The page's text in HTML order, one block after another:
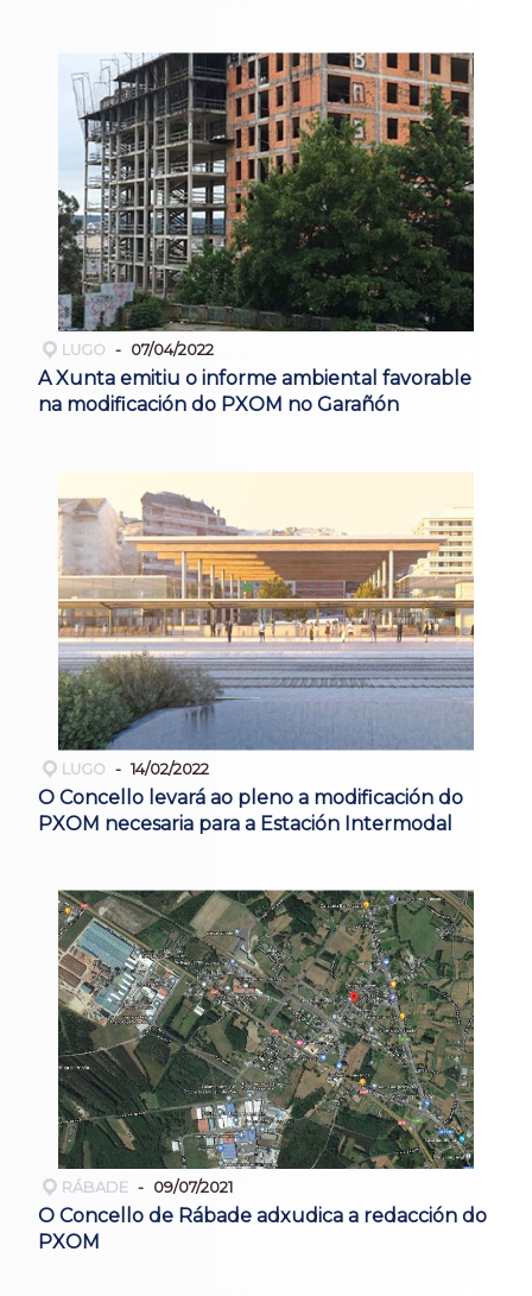
LUGO 07/04/2022
A Xunta emitiu o informe ambiental favorable
na modificación do PXOM no Garañón
LUGO 14/02/2022
O Concello levará ao pleno a modificación do
PXOM necesaria para a Estación Intermodal
RÁBADE 09/07/2021
O Concello de Rábade adxudica a redacción do
PXOM